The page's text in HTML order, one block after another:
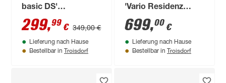
basic DS'
anthrazitgrau 100 x
120 cm
299,99 € 349,00 €
Lieferung nach Hause
Bestellbar in Troisdorf
'Vario Residenz
klassik Turin'
anthrazitgrau 202 x
101 cm
699,00 €
Lieferung nach Hause
Bestellbar in Troisdorf